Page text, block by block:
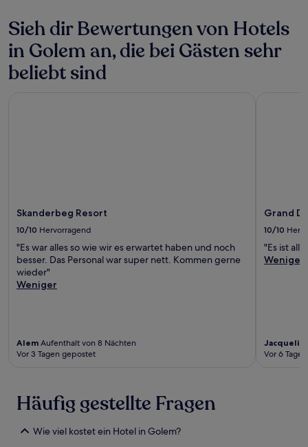
Sieh dir Bewertungen von Hotels
in Golem an, die bei Gästen sehr
beliebt sind
Skanderbeg Resort
10/10 Hervorragend
"Es war alles so wie wir es erwartet haben und noch
besser. Das Personal war super nett. Kommen gerne
wieder"
Weniger
Alem Aufenthalt von 8 Nächten
Vor 3 Tagen gepostet
Grand
10/10
"Es ist
Weniger
Vor 6
Häufig gestellte Fragen
Wie viel kostet ein Hotel in Golem?